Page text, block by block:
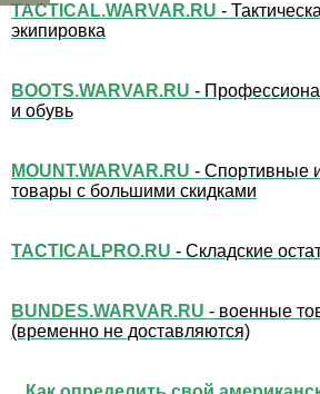
TACTICAL.WARVAR.RU -
экипировка
BOOTS.WARVAR.RU -
и обувь
MOUNT.WARVAR.RU - Спортивные
товары с большими скидками
TACTICALPRO.RU - Складские
BUNDES.WARVAR.RU - военные
(временно не доставляются)